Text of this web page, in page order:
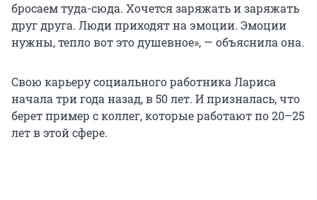
бросаем туда-сюда. Хочется заряжать и заряжать
друг друга. Люди приходят на эмоции. Эмоции
нужны, тепло вот это душевное», — объяснила она.
Свою карьеру социального работника Лариса
начала три года назад, в 50 лет. И призналась, что
берет пример с коллег, которые работают по 20–25
лет в этой сфере.